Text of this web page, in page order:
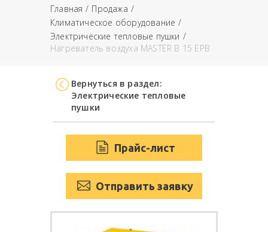
Главная
Продажа
Климатическое оборудование
Электрические тепловые пушки
Нагреватель воздуха MASTER B 15 EPB
Вернуться в раздел:
Электрические тепловые
пушки
Прайс-лист
Отправить заявку